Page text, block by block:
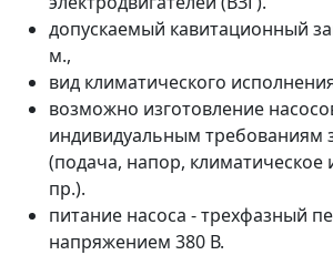
допускаемый кавитационный
м.,
вид климатического
возможно изготовление
индивидуальным требованиям
(подача, напор, климатическое
пр.).
питание насоса - трехфазный
напряжением 380 В.